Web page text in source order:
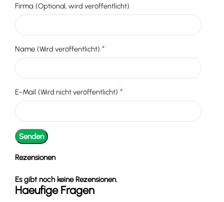
Rezensionen
Es gibt noch keine Rezensionen.
Firma (Optional, wird veröffentlicht)
Name (Wird veröffentlicht) *
E-Mail (Wird nicht veröffentlicht) *
Haeufige Fragen